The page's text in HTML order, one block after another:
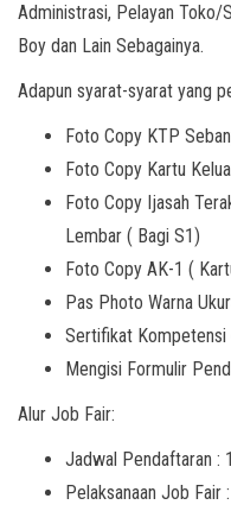
Administrasi, Pelayan Toko/
Boy dan Lain Sebagainya.
Adapun syarat-syarat yang
Foto Copy KTP
Foto Copy Kartu
Foto Copy Ijasah
Lembar ( Bagi S1)
Foto Copy AK-1 (
Pas Photo Warna
Sertifikat Kompetensi
Mengisi Formulir
Alur Job Fair:
Jadwal Pendaftaran :
Pelaksanaan Job Fair